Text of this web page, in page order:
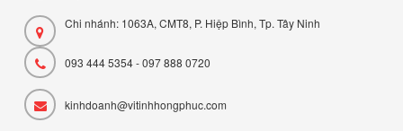
Chi nhánh: 1063A, CMT8, P. Hiệp Bình, Tp. Tây Ninh
093 444 5354 - 097 888 0720
kinhdoanh@vitinhhongphuc.com